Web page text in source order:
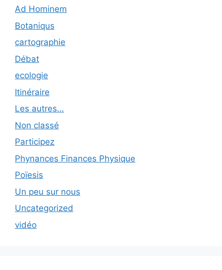
Ad Hominem
Botaniqus
cartographie
Débat
ecologie
Itinéraire
Les autres…
Non classé
Participez
Phynances Finances Physique
Poïesis
Un peu sur nous
Uncategorized
vidéo